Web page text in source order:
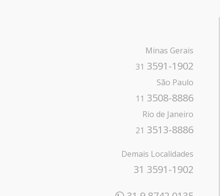
Minas Gerais
31 3591-1902
São Paulo
11 3508-8886
Rio de Janeiro
21 3513-8886
Demais Localidades
31 3591-1902